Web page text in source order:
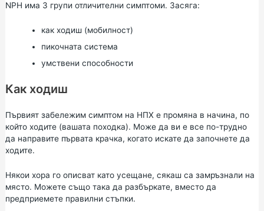
NPH има 3 групи отличителни симптоми. Засяга:
как ходиш (мобилност)
пикочната система
умствени способности
Как ходиш
Първият забележим симптом на НПХ е промяна в начина, по
който ходите (вашата походка). Може да ви е все по-трудно
да направите първата крачка, когато искате да започнете да
ходите.
Някои хора го описват като усещане, сякаш са замръзнали на
място. Можете също така да разбъркате, вместо да
предприемете правилни стъпки.